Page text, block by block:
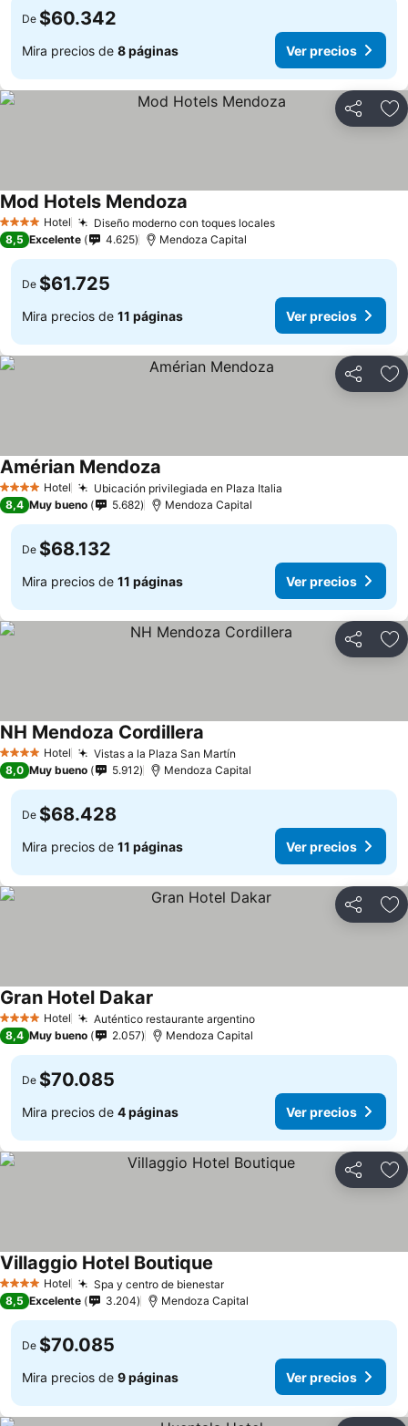
De $60.342
Mira precios de 8 páginas Ver precios
Compartir
4 EstrellasHotel Diseño moderno con toques localesVer precios
Mod Hotels Mendoza
8,5 Excelente 4.625 Mendoza Capital
De $61.725
Mira precios de 11 páginas Ver precios
Compartir
4 EstrellasHotel Ubicación privilegiada en Plaza Italia
Amérian Mendoza
8,4 Muy bueno 5.682 Mendoza Capital
De $68.132
Mira precios de 11 páginas Ver precios
Compartir
4 EstrellasHotel Vistas a la Plaza San Martín
NH Mendoza Cordillera
8,0 Muy bueno 5.912 Mendoza Capital
De $68.428
Mira precios de 11 páginas Ver precios
Compartir
4 EstrellasHotel Auténtico restaurante argentinoVer precios
Gran Hotel Dakar
8,4 Muy bueno 2.057 Mendoza Capital
De $70.085
Mira precios de 4 páginas Ver precios
Compartir
4 EstrellasHotel Spa y centro de bienestarVer precios
Villaggio Hotel Boutique
8,5 Excelente 3.204 Mendoza Capital
De $70.085
Mira precios de 9 páginas Ver precios